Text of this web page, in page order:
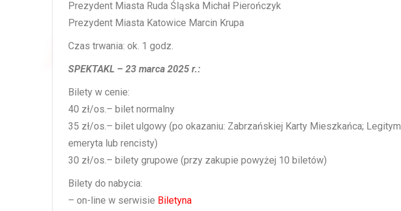
Prezydent Miasta Ruda Śląska Michał Pierończyk
Prezydent Miasta Katowice Marcin Krupa
Czas trwania: ok. 1 godz.
SPEKTAKL – 23 marca 2025 r.:
Bilety w cenie:
40 zł/os.– bilet normalny
35 zł/os.– bilet ulgowy (po okazaniu: Zabrzańskiej Karty Mieszkańca;
emeryta lub rencisty)
30 zł/os.– bilety grupowe (przy zakupie powyżej 10 biletów)
Bilety do nabycia:
– on-line w serwisie Biletyna